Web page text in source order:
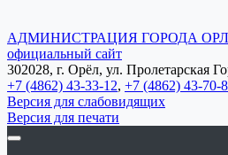
АДМИНИСТРАЦИЯ ГОРОДА
официальный сайт
302028, г. Орёл, ул. Пролетарская
+7 (4862) 43-33-12, +7 (4862) 43-70-
Версия для слабовидящих
Версия для печати